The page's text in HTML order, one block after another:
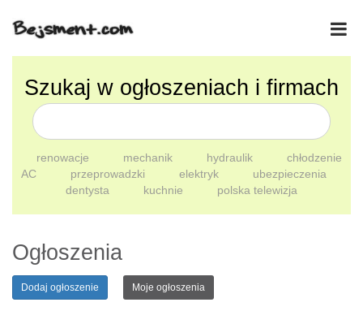
Szukaj w ogłoszeniach i firmach
renowacje mechanik hydraulik
chłodzenie
AC
przeprowadzki elektryk
ubezpieczenia
dentysta
kuchnie polska telewizja
Ogłoszenia
Dodaj ogłoszenie Moje ogłoszenia